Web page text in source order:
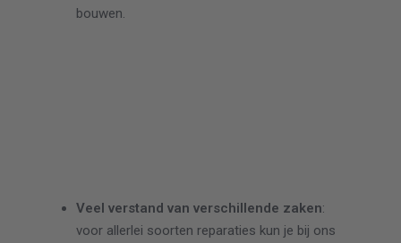
bouwen.
Veel verstand van verschillende zaken:
voor allerlei soorten reparaties kun je bij ons